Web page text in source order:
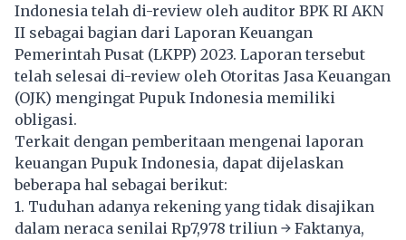
Indonesia telah di-review oleh auditor BPK RI AKN
II sebagai bagian dari Laporan Keuangan
Pemerintah Pusat (LKPP) 2023. Laporan tersebut
telah selesai di-review oleh Otoritas Jasa Keuangan
(OJK) mengingat Pupuk Indonesia memiliki
obligasi.
Terkait dengan pemberitaan mengenai laporan
keuangan Pupuk Indonesia, dapat dijelaskan
beberapa hal sebagai berikut:
1.⁠ ⁠Tuduhan adanya rekening yang tidak disajikan
dalam neraca senilai Rp7,978 triliun → Faktanya,